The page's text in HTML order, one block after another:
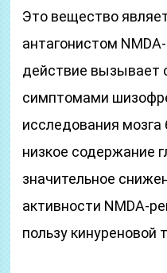
Это вещество
антагонистом
действие вызывает
симптомами
исследования
низкое содержание
значительное
активности NMDA-
пользу кинуреновой